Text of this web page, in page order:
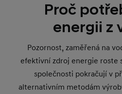
Proč
energii z
Pozornost, zaměřená na
efektivní zdroj energie roste
společnosti pokračují v
alternativním metodám